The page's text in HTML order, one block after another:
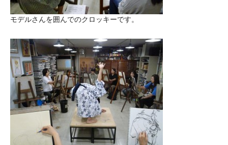
モデルさんを囲んでのクロッキーです。